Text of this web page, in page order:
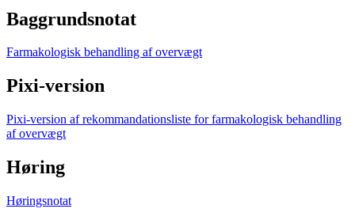
Baggrundsnotat
Farmakologisk behandling af overvægt
Pixi-version
Pixi-version af rekommandationsliste for farmakologisk behandling
af overvægt
Høring
Høringsnotat